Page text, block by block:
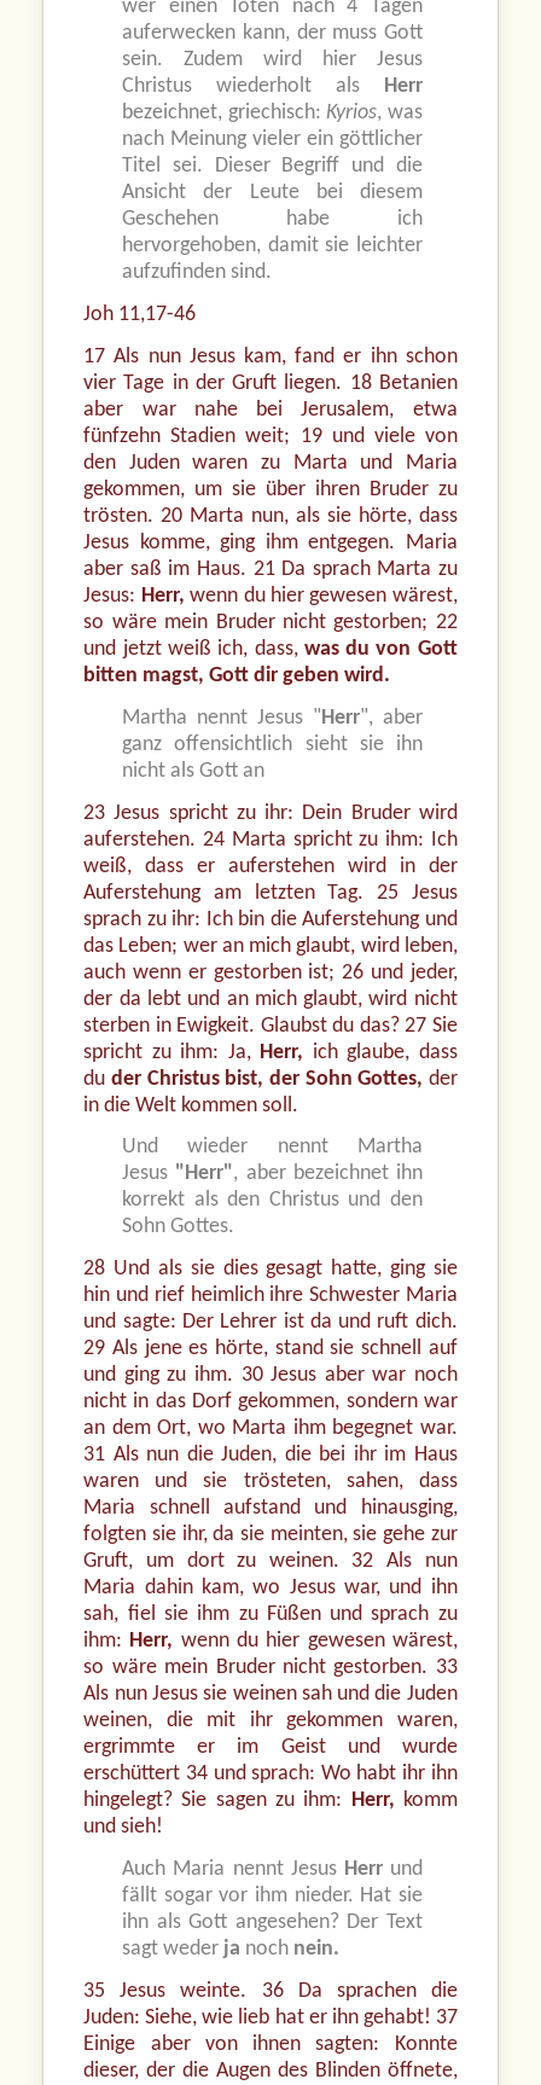
wer einen Toten nach 4 Tagen
auferwecken kann, der muss Gott
sein. Zudem wird hier Jesus
Christus wiederholt als Herr
bezeichnet, griechisch:Kyrios, was
nach Meinung vieler ein göttlicher
Titel sei. Dieser Begriff und die
Ansicht der Leute bei diesem
Geschehen habe ich
hervorgehoben, damit sie leichter
aufzufinden sind.
Joh 11,17-46
17 Als nun Jesus kam, fand er ihn schon
vier Tage in der Gruft liegen. 18 Betanien
aber war nahe bei Jerusalem, etwa
fünfzehn Stadien weit; 19 und viele von
den Juden waren zu Marta und Maria
gekommen, um sie über ihren Bruder zu
trösten. 20 Marta nun, als sie hörte, dass
Jesus komme, ging ihm entgegen. Maria
aber saß im Haus. 21 Da sprach Marta zu
Jesus: Herr, wenn du hier gewesen wärest,
so wäre mein Bruder nicht gestorben; 22
und jetzt weiß ich, dass, was du von Gott
bitten magst, Gott dir geben wird.
Martha nennt Jesus " Herr", aber
ganz offensichtlich sieht sie ihn
nicht als Gott an
23 Jesus spricht zu ihr: Dein Bruder wird
auferstehen. 24 Marta spricht zu ihm: Ich
weiß, dass er auferstehen wird in der
Auferstehung am letzten Tag. 25 Jesus
sprach zu ihr: Ich bin die Auferstehung und
das Leben; wer an mich glaubt, wird leben,
auch wenn er gestorben ist; 26 und jeder,
der da lebt und an mich glaubt, wird nicht
sterben in Ewigkeit. Glaubst du das? 27 Sie
spricht zu ihm: Ja, Herr, ich glaube, dass
du der Christus bist, der Sohn Gottes, der
in die Welt kommen soll.
Und wieder nennt Martha
Jesus "Herr", aber bezeichnet ihn
korrekt als den Christus und den
Sohn Gottes.
28 Und als sie dies gesagt hatte, ging sie
hin und rief heimlich ihre Schwester Maria
und sagte: Der Lehrer ist da und ruft dich.
29 Als jene es hörte, stand sie schnell auf
und ging zu ihm. 30 Jesus aber war noch
nicht in das Dorf gekommen, sondern war
an dem Ort, wo Marta ihm begegnet war.
31 Als nun die Juden, die bei ihr im Haus
waren und sie trösteten, sahen, dass
Maria schnell aufstand und hinausging,
folgten sie ihr, da sie meinten, sie gehe zur
Gruft, um dort zu weinen. 32 Als nun
Maria dahin kam, wo Jesus war, und ihn
sah, fiel sie ihm zu Füßen und sprach zu
ihm: Herr, wenn du hier gewesen wärest,
so wäre mein Bruder nicht gestorben. 33
Als nun Jesus sie weinen sah und die Juden
weinen, die mit ihr gekommen waren,
ergrimmte er im Geist und wurde
erschüttert 34 und sprach: Wo habt ihr ihn
hingelegt? Sie sagen zu ihm:
Herr, komm
und sieh!
Auch Maria nennt Jesus Herrund
fällt sogar vor ihm nieder. Hat sie
ihn als Gott angesehen? Der Text
sagt weder ja noch nein.
35 Jesus weinte. 36 Da sprachen die
Juden: Siehe, wie lieb hat er ihn gehabt! 37
Einige aber von ihnen sagten: Konnte
dieser, der die Augen des Blinden öffnete,